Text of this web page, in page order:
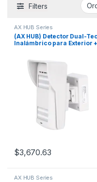
Filters
AX HUB Series
(AX HUB) Detector Dual-
Inalámbrico para Exterior +
$3,670.63
AX HUB Series